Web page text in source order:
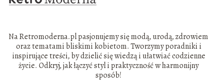
Na Retromoderna.pl pasjonujemy się modą, urodą, zdrowiem
oraz tematami bliskimi kobietom. Tworzymy poradniki i
inspirujące treści, by dzielić się wiedzą i ułatwiać codzienne
życie. Odkryj, jak łączyć styl i praktyczność w harmonijny
sposób!